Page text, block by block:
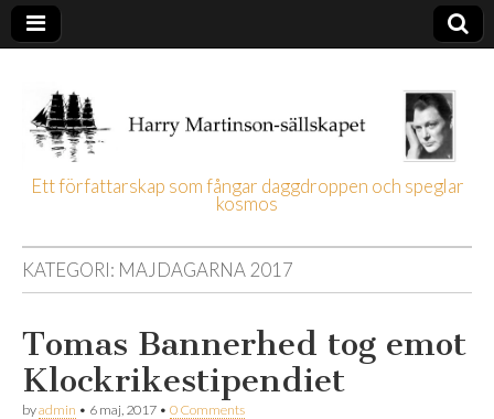
Harry
Martinson-
sällskapet
Ett författarskap som fångar daggdroppen och speglar
kosmos
KATEGORI: MAJDAGARNA 2017
Tomas Bannerhed tog emot
Klockrikestipendiet
byadmin • 6 maj, 2017 • 0 Comments